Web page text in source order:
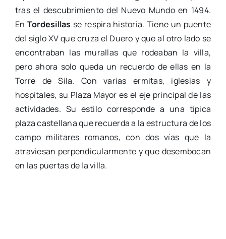
tras el descubrimiento del Nuevo Mundo en 1494.
En Tordesillas se respira historia. Tiene un puente
del siglo XV que cruza el Duero y que al otro lado se
encontraban las murallas que rodeaban la villa,
pero ahora solo queda un recuerdo de ellas en la
Torre de Sila. Con varias ermitas, iglesias y
hospitales, su Plaza Mayor es el eje principal de las
actividades. Su estilo corresponde a una típica
plaza castellana que recuerda a la estructura de los
campo militares romanos, con dos vías que la
atraviesan perpendicularmente y que desembocan
en las puertas de la villa.